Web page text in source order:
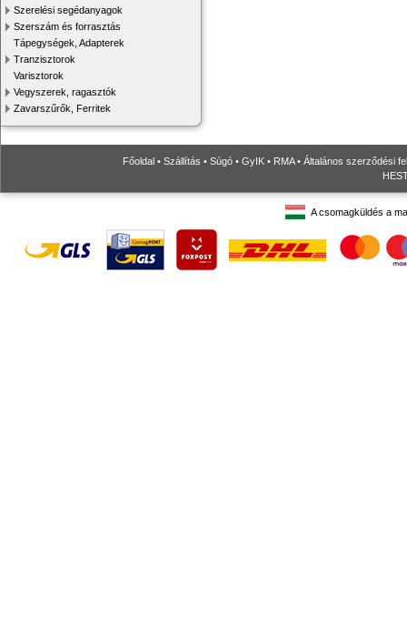
Szerelési segédanyagok
Szerszám és forrasztás
Tápegységek, Adapterek
Tranzisztorok
Varisztorok
Vegyszerek, ragasztók
Zavarszűrők, Ferritek
Főoldal • Szállítás • Súgó • GyIK • RMA• Általános szerződési
A csomagküldés a